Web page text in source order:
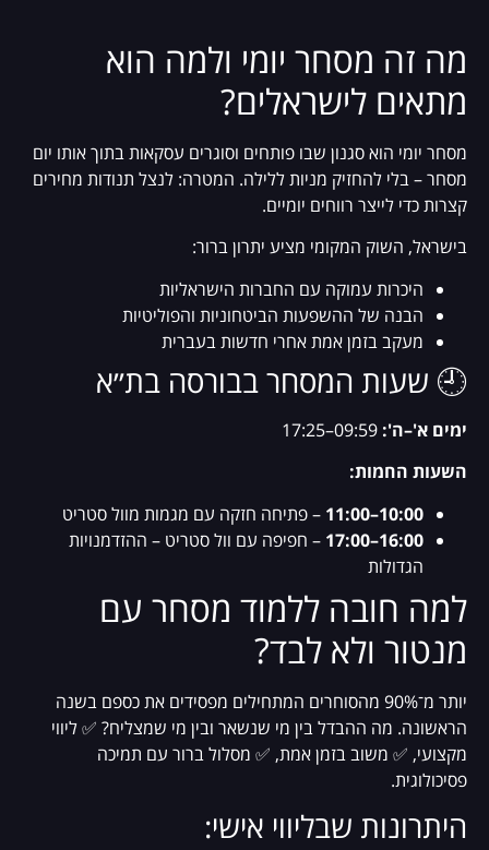
מה זה מסחר יומי ולמה הוא
מתאים לישראלים?
מסחר יומי הוא סגנון שבו פותחים וסוגרים עסקאות בתוך אותו יום
מסחר – בלי להחזיק מניות ללילה. המטרה: לנצל תנודות מחירים
קצרות כדי לייצר רווחים יומיים.
בישראל, השוק המקומי מציע יתרון ברור:
היכרות עמוקה עם החברות הישראליות
הבנה של ההשפעות הביטחוניות והפוליטיות
מעקב בזמן אמת אחרי חדשות בעברית
🕘 שעות המסחר בבורסה בת״א
ימים א'–ה':
השעות החמות:
10:00–11:00
– פתיחה חזקה עם מגמות מוול סטריט
16:00–17:00
– חפיפה עם וול סטריט – ההזדמנויות
הגדולות
למה חובה ללמוד מסחר עם
מנטור ולא לבד?
יותר מ־90% מהסוחרים המתחילים מפסידים את כספם בשנה
הראשונה. מה ההבדל בין מי שנשאר ובין מי שמצליח? ✅ ליווי
מקצועי, ✅ משוב בזמן אמת, ✅ מסלול ברור עם תמיכה
פסיכולוגית.
היתרונות שבליווי אישי: